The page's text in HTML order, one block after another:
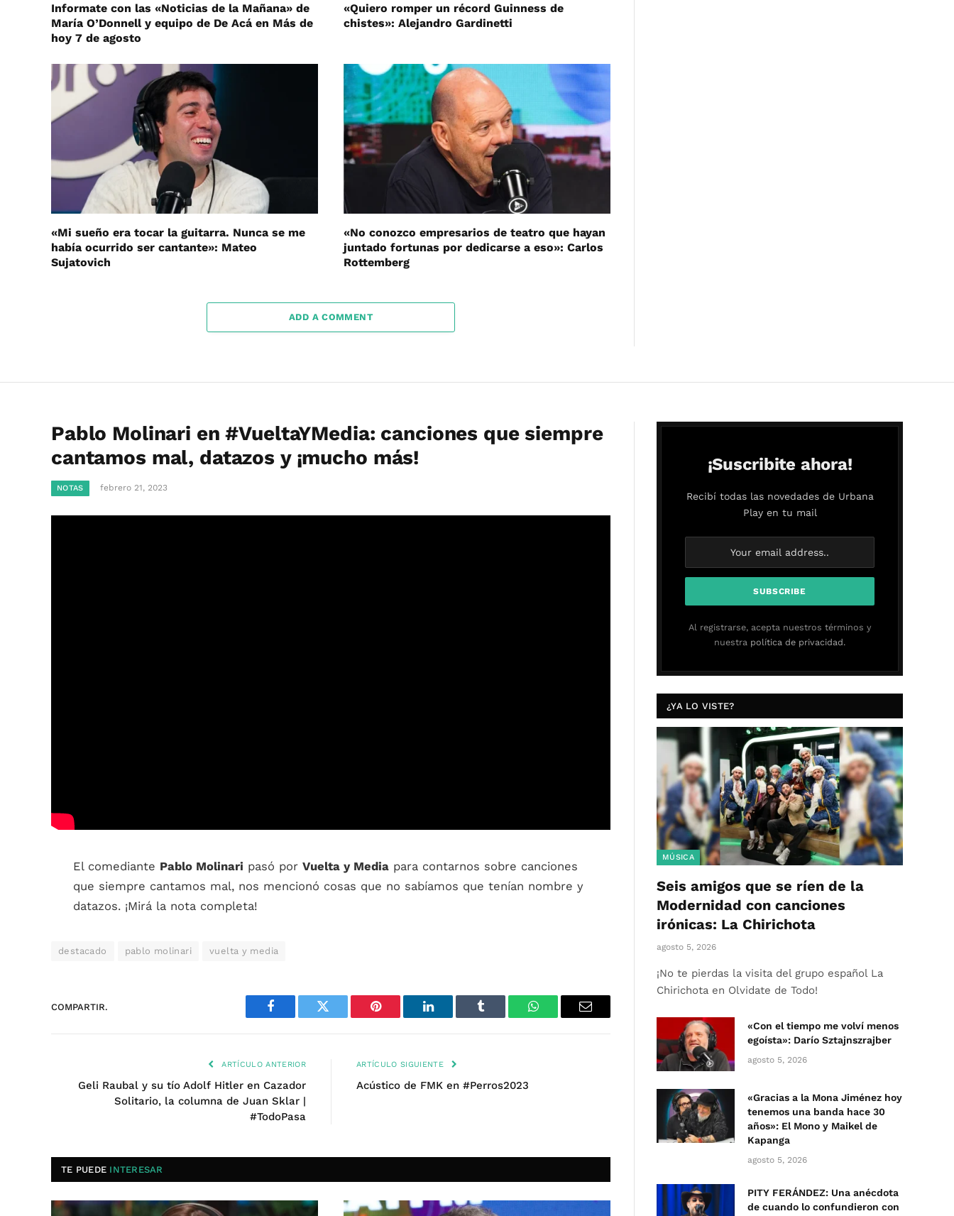
Informate con las «Noticias de la Mañana» de
María O’Donnell y equipo de De Acá en Más de
hoy 7 de agosto
«Quiero romper un récord Guinness de
chistes»: Alejandro Gardinetti
«Mi sueño era tocar la guitarra. Nunca se me
había ocurrido ser cantante»: Mateo
Sujatovich
«No conozco empresarios de teatro que hayan
juntado fortunas por dedicarse a eso»: Carlos
Rottemberg
ADD A COMMENT
Pablo Molinari en #VueltaYMedia: canciones que siempre
cantamos mal, datazos y ¡mucho más!
NOTAS febrero 21, 2023
El comediante Pablo Molinari pasó por Vuelta y Media para contarnos sobre canciones
que siempre cantamos mal, nos mencionó cosas que no sabíamos que tenían nombre y
datazos. ¡Mirá la nota completa!
destacado pablo molinari vuelta y media
COMPARTIR.
Facebook Twitter Pinterest LinkedIn Tumblr WhatsAppEmail
ARTÍCULO ANTERIOR
Geli Raubal y su tío Adolf Hitler en Cazador
Solitario, la columna de Juan Sklar |
#TodoPasa
ARTÍCULO SIGUIENTE
Acústico de FMK en #Perros2023
TE PUEDE INTERESAR
¡Suscribite ahora!
Recibí todas las novedades de Urbana
Play en tu mail
Al registrarse, acepta nuestros términos y
nuestra política de privacidad.
¿YA LO VISTE?
MÚSICA
Seis amigos que se ríen de la
Modernidad con canciones
irónicas: La Chirichota
agosto 5, 2026
¡No te pierdas la visita del grupo español La
Chirichota en Olvidate de Todo!
«Con el tiempo me volví menos
egoísta»: Darío Sztajnszrajber
agosto 5, 2026
«Gracias a la Mona Jiménez hoy
tenemos una banda hace 30
años»: El Mono y Maikel de
Kapanga
agosto 5, 2026
PITY FERÁNDEZ: Una anécdota
de cuando lo confundieron con